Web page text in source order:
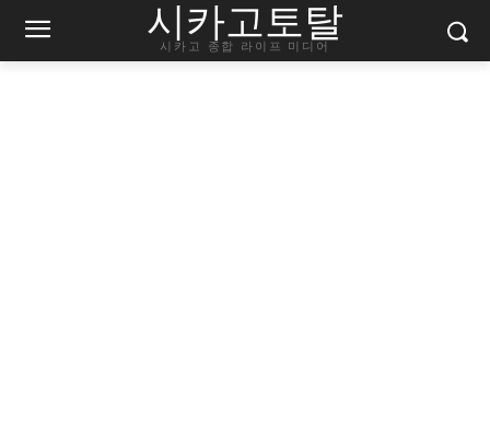
시카고토탈
시카고 종합 라이프 미디어